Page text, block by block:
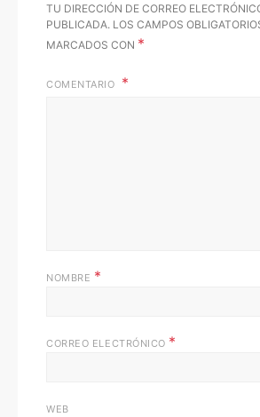
TU DIRECCIÓN DE CORREO
PUBLICADA. LOS CAMPOS
MARCADOS CON *
COMENTARIO
NOMBRE *
CORREO ELECTRÓNICO *
WEB